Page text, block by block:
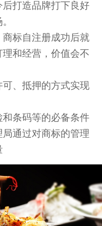
打造品牌打下良好
标自注册成功后就
和经营，价值会不
、抵押的方式实现
条码等的必备条件
通过对商标的管理